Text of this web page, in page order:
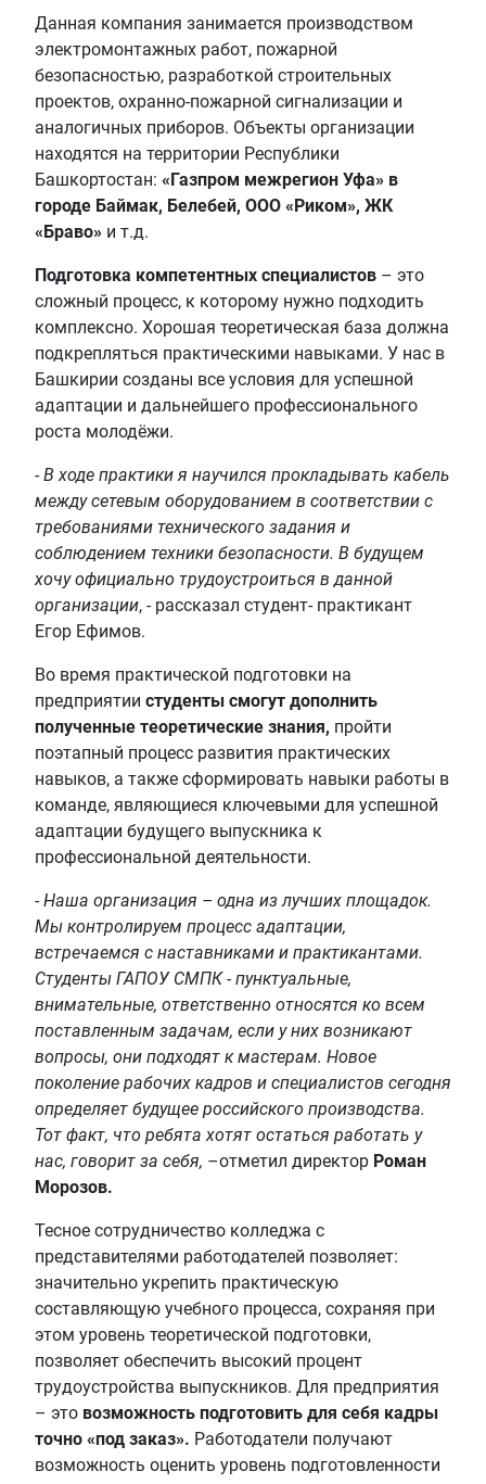
Данная компания занимается производством
электромонтажных работ, пожарной
безопасностью, разработкой строительных
проектов, охранно-пожарной сигнализации и
аналогичных приборов. Объекты организации
находятся на территории Республики
Башкортостан: «Газпром межрегион Уфа» в
городе Баймак, Белебей, ООО «Риком», ЖК
«Браво» и т.д.
Подготовка компетентных специалистов – это
сложный процесс, к которому нужно подходить
комплексно. Хорошая теоретическая база должна
подкрепляться практическими навыками. У нас в
Башкирии созданы все условия для успешной
адаптации и дальнейшего профессионального
роста молодёжи.
-В ходе практики я научился прокладывать кабель
между сетевым оборудованием в соответствии с
требованиями технического задания и
соблюдением техники безопасности. В будущем
хочу официально трудоустроиться в данной
организации, - рассказал студент- практикант
Егор Ефимов.
Во время практической подготовки на
предприятии студенты смогут дополнить
полученные теоретические знания, пройти
поэтапный процесс развития практических
навыков, а также сформировать навыки работы в
команде, являющиеся ключевыми для успешной
адаптации будущего выпускника к
профессиональной деятельности.
-Наша организация – одна из лучших площадок.
Мы контролируем процесс адаптации,
встречаемся с наставниками и практикантами.
Студенты ГАПОУ СМПК - пунктуальные,
внимательные, ответственно относятся ко всем
поставленным задачам, если у них возникают
вопросы, они подходят к мастерам. Новое
поколение рабочих кадров и специалистов сегодня
определяет будущее российского производства.
Тот факт, что ребята хотят остаться работать у
нас, говорит за себя, –отметил директор Роман
Морозов.
Тесное сотрудничество колледжа с
представителями работодателей позволяет:
значительно укрепить практическую
составляющую учебного процесса, сохраняя при
этом уровень теоретической подготовки,
позволяет обеспечить высокий процент
трудоустройства выпускников. Для предприятия
– это возможность подготовить для себя кадры
точно «под заказ». Работодатели получают
возможность оценить уровень подготовленности